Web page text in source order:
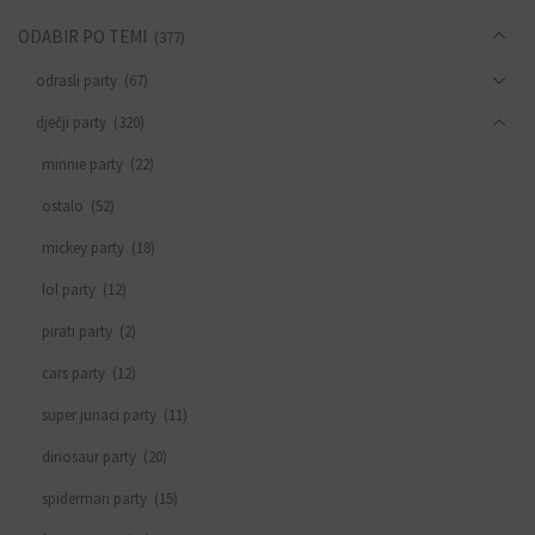
ODABIR PO TEMI (377)
odrasli party (67)
dječji party (320)
minnie party (22)
ostalo (52)
mickey party (18)
lol party (12)
pirati party (2)
cars party (12)
super junaci party (11)
dinosaur party (20)
spiderman party (15)